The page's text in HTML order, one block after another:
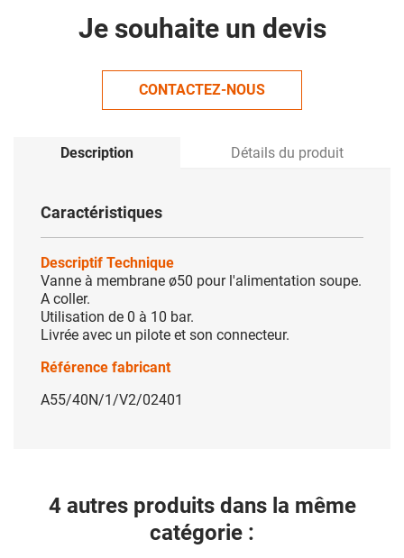
Je souhaite un devis
CONTACTEZ-NOUS
Description Détails du produit
Caractéristiques
Descriptif Technique
Vanne à membrane ø50 pour l'alimentation soupe.
A coller.
Utilisation de 0 à 10 bar.
Livrée avec un pilote et son connecteur.
Référence fabricant
A55/40N/1/V2/02401
4 autres produits dans la même
catégorie :